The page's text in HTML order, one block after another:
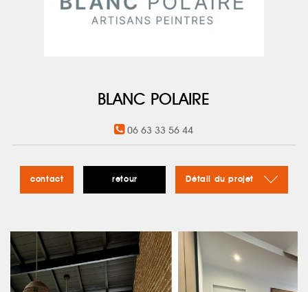
BLANC POLAIRE
06 63 33 56 44
contact retour Détail du projet